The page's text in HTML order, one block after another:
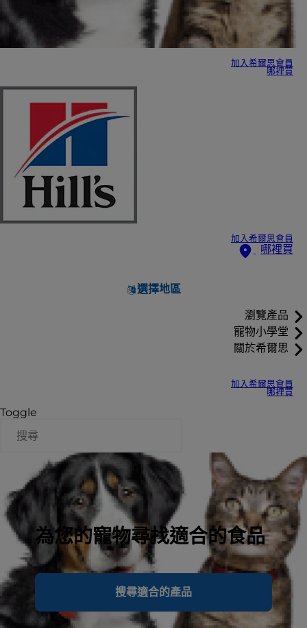
加入希爾思會員
哪裡買
加入希爾思會員
哪裡買
選擇地區
瀏覽產品
寵物小學堂
關於希爾思
加入希爾思會員
哪裡買
Toggle
為您的寵物尋找適合的食品
搜尋適合的產品